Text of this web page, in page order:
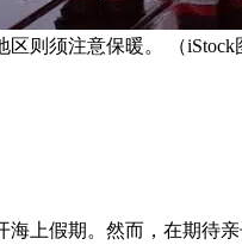
则须注意保暖。 （iStock
上假期。然而，在期待